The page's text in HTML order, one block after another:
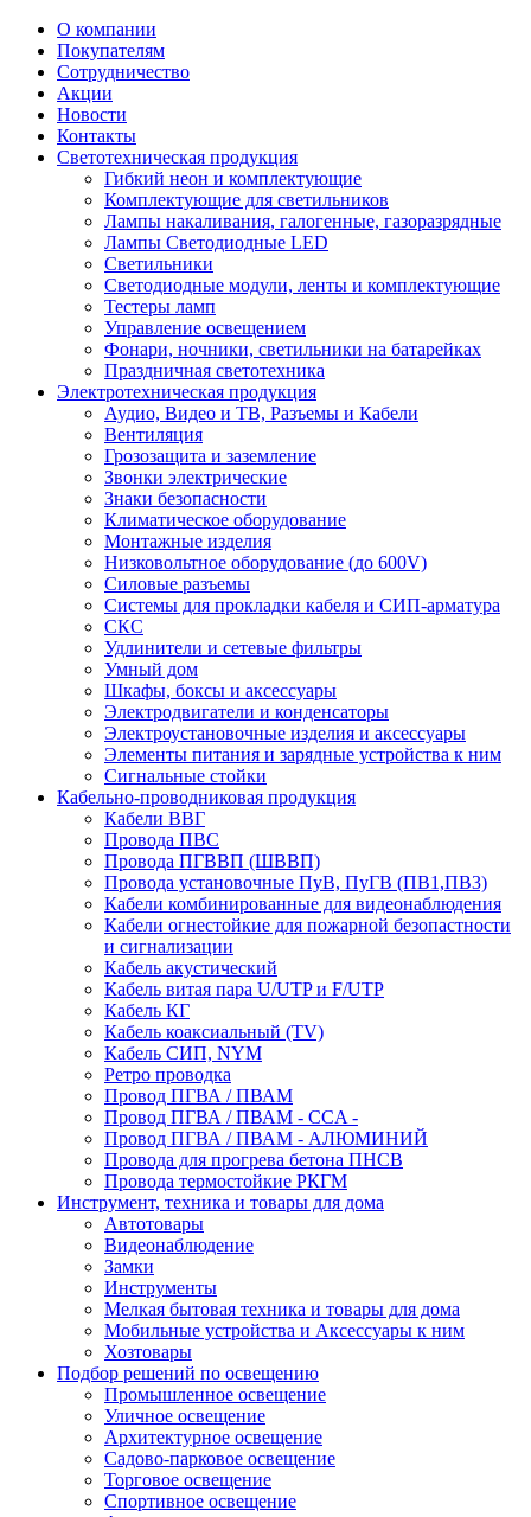
О компании
Покупателям
Сотрудничество
Акции
Новости
Контакты
Светотехническая продукция
Гибкий неон и комплектующие
Комплектующие для светильников
Лампы накаливания, галогенные, газоразрядные
Лампы Светодиодные LED
Светильники
Светодиодные модули, ленты и комплектующие
Тестеры ламп
Управление освещением
Фонари, ночники, светильники на батарейках
Праздничная светотехника
Электротехническая продукция
Аудио, Видео и ТВ, Разъемы и Кабели
Вентиляция
Грозозащита и заземление
Звонки электрические
Знаки безопасности
Климатическое оборудование
Монтажные изделия
Низковольтное оборудование (до 600V)
Силовые разъемы
Системы для прокладки кабеля и СИП-арматура
СКС
Удлинители и сетевые фильтры
Умный дом
Шкафы, боксы и аксессуары
Электродвигатели и конденсаторы
Электроустановочные изделия и аксессуары
Элементы питания и зарядные устройства к ним
Сигнальные стойки
Кабельно-проводниковая продукция
Кабели ВВГ
Провода ПВС
Провода ПГВВП (ШВВП)
Провода установочные ПуВ, ПуГВ (ПВ1,ПВ3)
Кабели комбинированные для видеонаблюдения
Кабели огнестойкие для пожарной безопастности
и сигнализации
Кабель акустический
Кабель витая пара U/UTP и F/UTP
Кабель КГ
Кабель коаксиальный (TV)
Кабель СИП, NYM
Ретро проводка
Провод ПГВА / ПВАМ
Провод ПГВА / ПВАМ - CCA -
Провод ПГВА / ПВАМ - АЛЮМИНИЙ
Провода для прогрева бетона ПНСВ
Провода термостойкие РКГМ
Инструмент, техника и товары для дома
Автотовары
Видеонаблюдение
Замки
Инструменты
Мелкая бытовая техника и товары для дома
Мобильные устройства и Аксессуары к ним
Хозтовары
Подбор решений по освещению
Промышленное освещение
Уличное освещение
Архитектурное освещение
Садово-парковое освещение
Торговое освещение
Спортивное освещение